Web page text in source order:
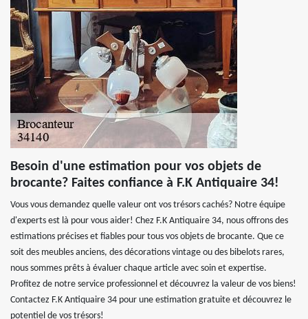
Besoin d'une estimation pour vos objets de
brocante? Faites confiance à F.K Antiquaire 34!
Vous vous demandez quelle valeur ont vos trésors cachés? Notre équipe
d'experts est là pour vous aider! Chez F.K Antiquaire 34, nous offrons des
estimations précises et fiables pour tous vos objets de brocante. Que ce
soit des meubles anciens, des décorations vintage ou des bibelots rares,
nous sommes prêts à évaluer chaque article avec soin et expertise.
Profitez de notre service professionnel et découvrez la valeur de vos biens!
Contactez F.K Antiquaire 34 pour une estimation gratuite et découvrez le
potentiel de vos trésors!